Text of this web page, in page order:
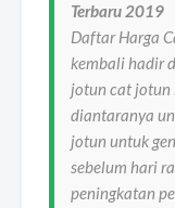
Terbaru 2019
Daftar Harga
kembali hadir
jotun cat jotun
diantaranya
jotun untuk
sebelum hari
peningkatan